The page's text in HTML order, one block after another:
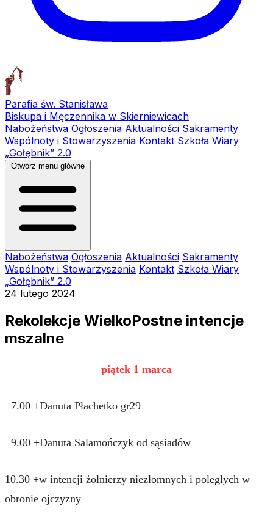
Parafia św. Stanisława
Biskupa i Męczennika w Skierniewicach
Nabożeństwa Ogłoszenia Aktualności Sakramenty
Wspólnoty i Stowarzyszenia Kontakt Szkoła Wiary
„Gołębnik” 2.0
Otwórz menu główne
Nabożeństwa Ogłoszenia Aktualności Sakramenty
Wspólnoty i Stowarzyszenia Kontakt Szkoła Wiary
„Gołębnik” 2.0
24 lutego 2024
Rekolekcje WielkoPostne intencje
mszalne
piątek 1 marca
7.00 +Danuta Płachetko gr29
9.00 +Danuta Salamończyk od sąsiadów
10.30 +w intencji żołnierzy niezłomnych i poległych w
obronie ojczyzny